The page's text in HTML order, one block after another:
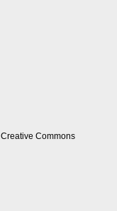
Creative Commons